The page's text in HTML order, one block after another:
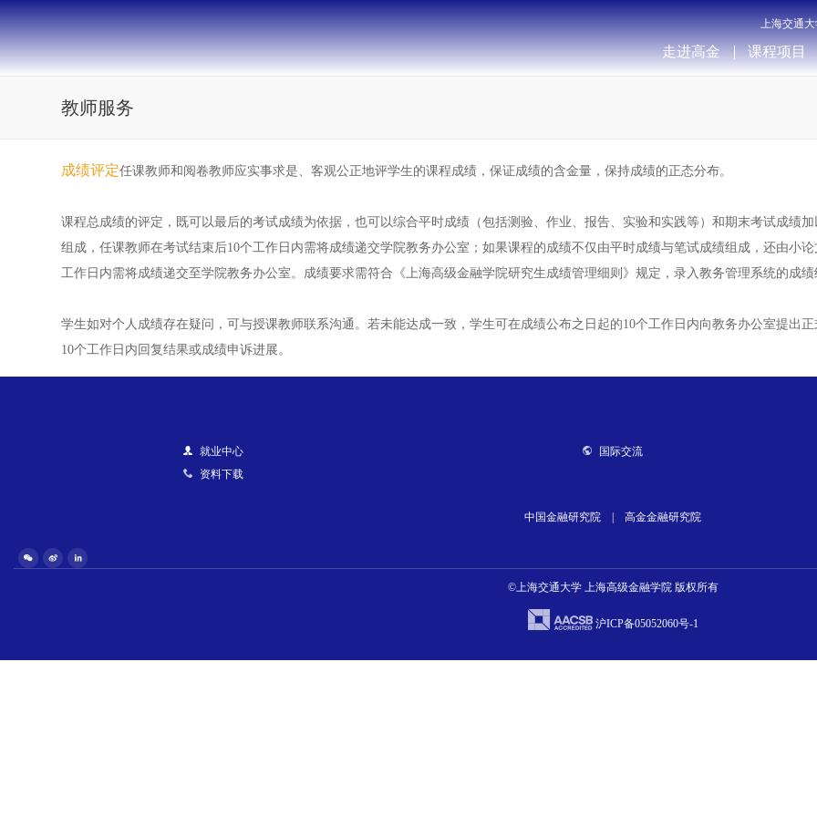
上海交通
走进高金 课程项目
教师服务
成绩评定任课教师和阅卷教师应实事求是、客观公正地评学生的课程成绩，保证成绩的含金量，保持成绩的正态分布。
课程总成绩的评定，既可以最后的考试成绩为依据，也可以综合平时成绩（包括测验、作业、报告、实验和实践等）和期末考试成绩
组成，任课教师在考试结束后10个工作日内需将成绩递交学院教务办公室；如果课程的成绩不仅由平时成绩与笔试成绩组成，还由小
工作日内需将成绩递交至学院教务办公室。成绩要求需符合《上海高级金融学院研究生成绩管理细则》规定，录入教务管理系统的成
学生如对个人成绩存在疑问，可与授课教师联系沟通。若未能达成一致，学生可在成绩公布之日起的10个工作日内向教务办公室提出
10个工作日内回复结果或成绩申诉进展。
就业中心
国际交流
资料下载
中国金融研究院 高金金融研究院
©上海交通大学 上海高级金融学院 版权所有
沪ICP备05052060号-1